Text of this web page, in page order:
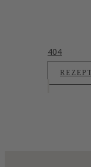
404
REZEPT